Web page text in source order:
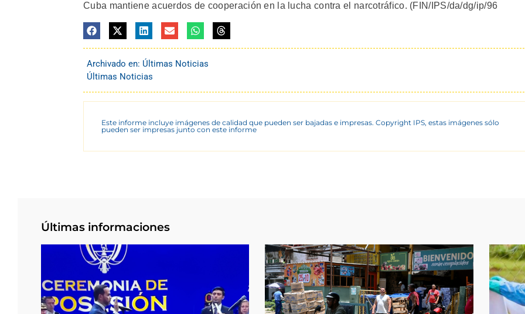
Cuba mantiene acuerdos de cooperación en la lucha contra el narcotráfico. (FIN/IPS/da/dg/ip/96
Archivado en: Últimas Noticias
Últimas Noticias
Este informe incluye imágenes de calidad que pueden ser bajadas e impresas. Copyright IPS, estas imágenes sólo
pueden ser impresas junto con este informe
Últimas informaciones